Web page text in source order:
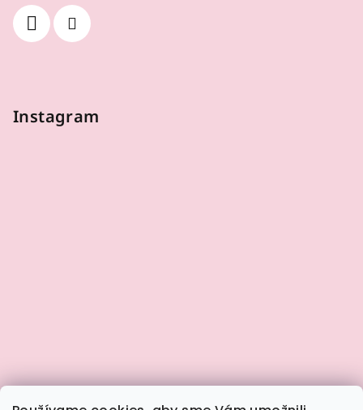
Instagram